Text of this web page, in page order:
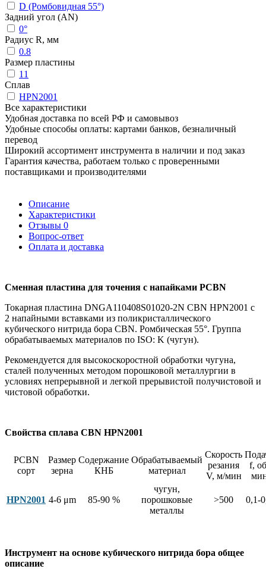
D (Ромбовидная 55°)
Задний угол (AN)
0°
Радиус R, мм
0.8
Размер пластины
11
Сплав
HPN2001
Все характеристики
Удобная доставка по всей РФ и самовывоз
Удобные способы оплаты: картами банков, безналичный
перевод
Широкий ассортимент инструмента в наличии и под заказ
Гарантия качества, работаем только с проверенными
поставщиками и производителями
Описание
Характеристики
Отзывы 0
Вопрос-ответ
Оплата и доставка
Сменная пластина для точения с напайками PCBN
Токарная пластина DNGA110408S01020-2N CBN HPN2001 с
2 напайными вставками из поликристаллического
кубического нитрида бора CBN. Ромбическая 55°. Группа
обрабатываемых материалов по ISO: K (чугун).
Рекомендуется для высокоскоростной обработки чугуна,
сталей полученных методом порошковой металлургии в
условиях непрерывной и легкой прерывистой получистовой и
чистовой обработки.
Свойства сплава CBN HPN2001
PCBN
сорт
Размер
зерна
Содержание
КНБ
Обрабатываемый
материал
Скорость
резания
V, м/мин
f,
HPN2001 4-6 μm 85-90 %
чугун,
порошковые
металлы
>500 0,1-
Инструмент на основе кубического нитрида бора общее
описание